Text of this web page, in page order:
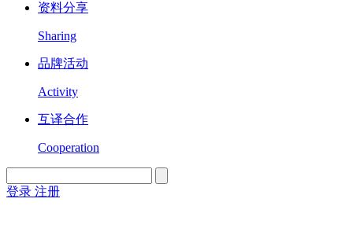
资料分享
Sharing
品牌活动
Activity
互译合作
Cooperation
登录 注册